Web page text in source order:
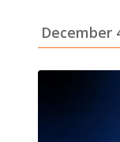
December